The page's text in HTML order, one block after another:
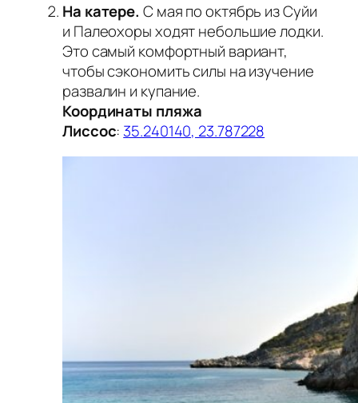
На катере. С мая по октябрь из Суйи
и Палеохоры ходят небольшие лодки.
Это самый комфортный вариант,
чтобы сэкономить силы на изучение
развалин и купание.
Координаты пляжа
Лиссос: 35.240140, 23.787228